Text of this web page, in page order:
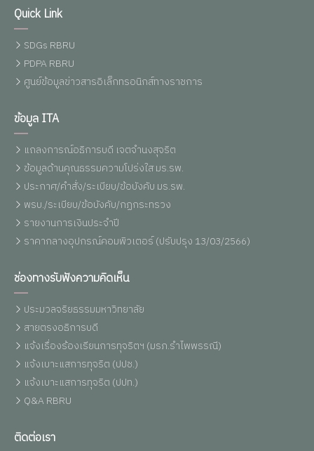
Quick Link
SDGs RBRU
PDPA RBRU
ศูนย์ข้อมูลข่าวสารอิเล็กทรอนิกส์ทางราชการ
ข้อมูล ITA
แถลงการณ์อธิการบดี เจตจำนงสุจริต
ข้อมูลด้านคุณธรรมความโปร่งใส มร.รพ.
ประกาศ/คำสั่ง/ระเบียบ/ข้อบังคับ มร.รพ.
พรบ./ระเบียบ/ข้อบังคับ/กฏกระทรวง
รายงานการเงินประจำปี
ราคากลางอุปกรณ์คอมพิวเตอร์ (ปรับปรุง 13/03/2566)
ช่องทางรับฟังความคิดเห็น
ประมวลจริยธรรมมหาวิทยาลัย
สายตรงอธิการบดี
แจ้งเรื่องร้องเรียนการทุจริตฯ (มรภ.รำไพพรรณี)
แจ้งเบาะแสการทุจริต (ปปช.)
แจ้งเบาะแสการทุจริต (ปปท.)
Q&A RBRU
ติดต่อเรา